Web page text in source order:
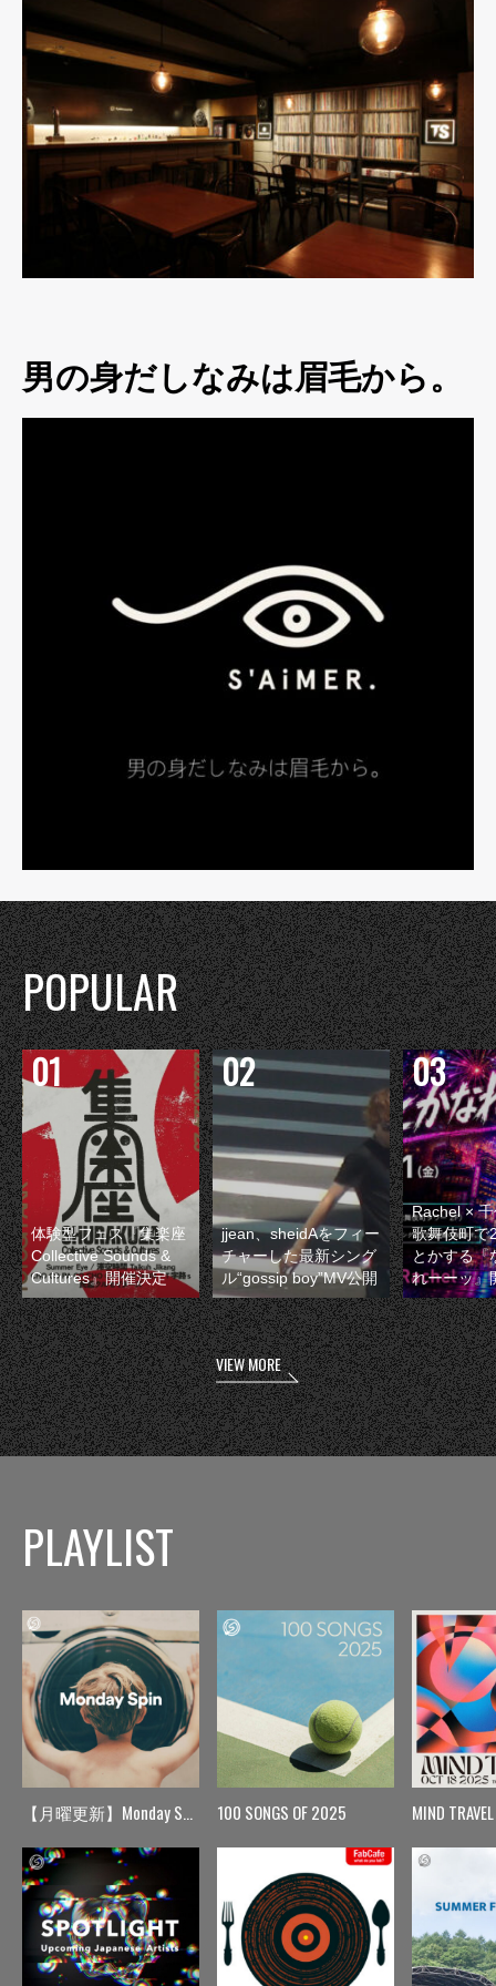
男の身だしなみは眉毛から。
POPULAR
体験型フェス『集楽座
Collective Sounds &
Cultures』開催決定
jjean、sheidAをフィー
チャーした最新シング
ル“gossip boy”MV公開
Rachel ×
歌舞伎町で
とかする『
れーーッ』
VIEW MORE
PLAYLIST
【月曜更新】Monday Spin 100 SONGS OF 2025 MIND TRAVEL